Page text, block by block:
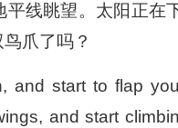
线眺望。太阳正在
爪了吗？
and start to flap
and start